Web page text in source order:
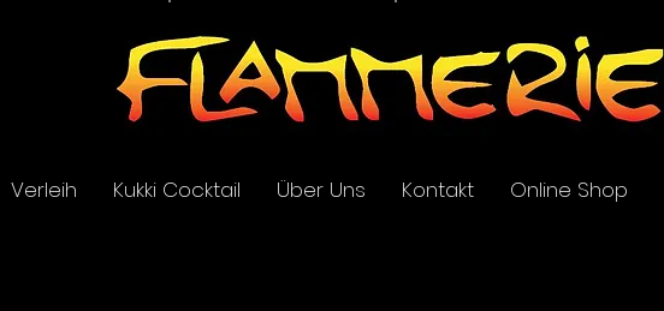
Verleih Kukki Cocktail Über Uns Kontakt Online Shop